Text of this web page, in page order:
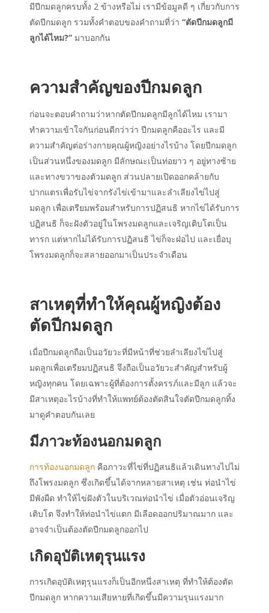
มีปีกมดลูกครบทั้ง 2 ข้างหรือไม่ เรามีข้อมูลดี ๆ เกี่ยวกับการ
ตัดปีกมดลูก รวมทั้งคำตอบของคำถามที่ว่า “ตัดปีกมดลูกมี
ลูกได้ไหม?” มาบอกกัน
ความสำคัญของปีกมดลูก
ก่อนจะตอบคำถามว่าหากตัดปีกมดลูกมีลูกได้ไหม เรามา
ทำความเข้าใจกันก่อนดีกว่าว่า ปีกมดลูกคืออะไร และมี
ความสำคัญต่อร่างกายคุณผู้หญิงอย่างไรบ้าง โดยปีกมดลูก
เป็นส่วนหนึ่งของมดลูก มีลักษณะเป็นท่อยาว ๆ อยู่ทางซ้าย
และทางขวาของตัวมดลูก ส่วนปลายเปิดออกคล้ายกับ
ปากแตรเพื่อรับไข่จากรังไข่เข้ามาและลำเลียงไข่ไปสู่
มดลูก เพื่อเตรียมพร้อมสำหรับการปฏิสนธิ หากไข่ได้รับการ
ปฏิสนธิ ก็จะฝังตัวอยู่ในโพรงมดลูกและเจริญเติบโตเป็น
ทารก แต่หากไม่ได้รับการปฏิสนธิ ไข่ก็จะฝ่อไป และเยื่อบุ
โพรงมดลูกก็จะสลายออกมาเป็นประจำเดือน
สาเหตุที่ทำให้คุณผู้หญิงต้อง
ตัดปีกมดลูก
เมื่อปีกมดลูกถือเป็นอวัยวะที่มีหน้าที่ช่วยลำเลียงไข่ไปสู่
มดลูกเพื่อเตรียมปฏิสนธิ จึงถือเป็นอวัยวะสำคัญสำหรับผู้
หญิงทุกคน โดยเฉพาะผู้ที่ต้องการตั้งครรภ์และมีลูก แล้วจะ
มีสาเหตุอะไรบ้างที่ทำให้แพทย์ต้องตัดสินใจตัดปีกมดลูกทิ้ง
มาดูคำตอบกันเลย
มีภาวะท้องนอกมดลูก
การท้องนอกมดลูก คือภาวะที่ไข่ที่ปฏิสนธิแล้วเดินทางไปไม่
ถึงโพรงมดลูก ซึ่งเกิดขึ้นได้จากหลายสาเหตุ เช่น ท่อนำไข่
มีพังผืด ทำให้ไข่ฝังตัวในบริเวณท่อนำไข่ เมื่อตัวอ่อนเจริญ
เติบโต จึงทำให้ท่อนำไข่แตก มีเลือดออกปริมาณมาก และ
อาจจำเป็นต้องตัดปีกมดลูกออกไป
เกิดอุบัติเหตุรุนแรง
การเกิดอุบัติเหตุรุนแรงก็เป็นอีกหนึ่งสาเหตุ ที่ทำให้ต้องตัด
ปีกมดลูก หากความเสียหายที่เกิดขึ้นมีความรุนแรงมาก